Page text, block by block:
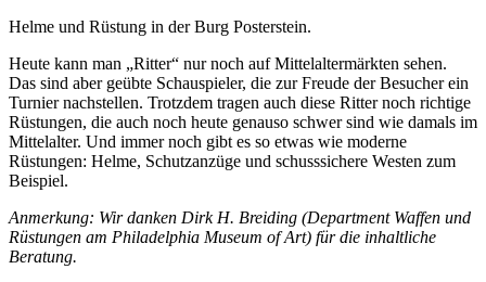
Helme und Rüstung in der Burg Posterstein.
Heute kann man „Ritter“ nur noch auf Mittelaltermärkten sehen.
Das sind aber geübte Schauspieler, die zur Freude der Besucher ein
Turnier nachstellen. Trotzdem tragen auch diese Ritter noch richtige
Rüstungen, die auch noch heute genauso schwer sind wie damals im
Mittelalter. Und immer noch gibt es so etwas wie moderne
Rüstungen: Helme, Schutzanzüge und schusssichere Westen zum
Beispiel.
Anmerkung: Wir danken Dirk H. Breiding (Department Waffen und
Rüstungen am Philadelphia Museum of Art) für die inhaltliche
Beratung.